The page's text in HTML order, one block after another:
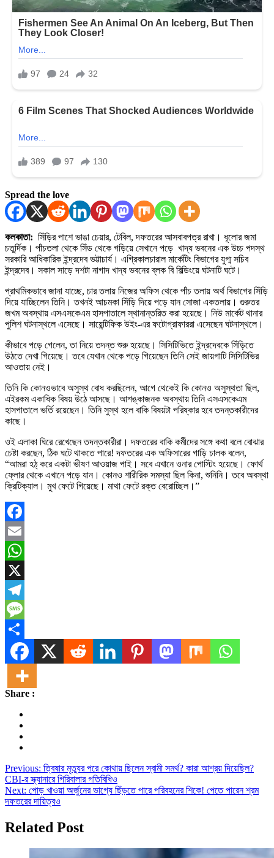
Spread the love
কলকাতা: সিঁড়ির পাশে ভাঙা চেয়ার, টেবিল, দফতরের আসবাবপত্র রাখা। ধূলোর জমা
চতুর্দিক। পাঁচতলা থেকে সিঁড থেকে গড়িয়ে সেখানে পড়ে খাদ্য ভবনের এক উচ্চ পদস্থ
সরকারি আধিকারিক ইন্দ্রদেব ভট্টাচার্য। এগ্রিকালচারাল মার্কেটিং বিভাগের যুগ্ম সচিব
ইন্দ্রদেব। সকাল সাড়ে দশটা নাগাদ খাদ্য ভবনের ব্লক বি বিল্ডিংয়ে ঘটনাটি ঘটে।
প্রাথমিকভাবে জানা যাচ্ছে, চার তলায় নিজের অফিস থেকে পাঁচ তলায় অর্থ বিভাগের সিঁড়ি
দিয়ে যাচ্ছিলেন তিনি। তখনই আচমকা সিঁড়ি দিয়ে পড়ে যান সোজা একতলায়। গুরুতর
জখম অবস্থায় এসএসকেএম হাসপাতালে স্থানান্তরিত করা হয়েছে। নিউ মার্কেট থানার
পুলিশ ঘটনাস্থলে এসেছে। সায়েন্টিফিক উইং-এর ফটোগ্রাফাররা এসেছেন ঘটনাস্থলে।
কীভাবে পড়ে গেলেন, তা নিয়ে তদন্ত শুরু হয়েছে। সিসিটিভিতে ইন্দ্রদেবকে সিঁড়িতে
উঠতে দেখা গিয়েছে। তবে যেখান থেকে পড়ে গিয়েছেন তিনি সেই জায়গাটি সিসিটিভির
আওতায় নেই।
তিনি কি কোনওভাবে অসুস্থ বোধ করছিলেন, আগে থেকেই কি কোনও অসুস্থতা ছিল,
এইরকম একাধিক বিষয় উঠে আসছে। আশঙ্কাজনক অবস্থায় তিনি এসএসকেএম
হাসপাতালে ভর্তি রয়েছেন। তিনি সুস্থ হলে বাকি বিষয়টা পরিষ্কার হবে তদন্তকারীদের
কাছে।
ওই এলাকা ঘিরে রেখেছেন তদন্তকারীরা। দফতরের বাকি কর্মীদের সঙ্গে কথা বলে বোঝার
চেষ্টা করছেন, ঠিক ঘটে থাকতে পারে! দফতরের এক অফিসারের গাড়ি চালক বলেন,
“আমরা হঠ্ করে একটা ভীষণ আওয়াজ পাই। সবে এখানে ওনার পোস্টিং হয়েছে। ফোর্থ
ফ্লোর থেকে এখানে পড়ে যান। কোনও শারীরিক সমস্যা ছিল কিনা, শুনিনি। তবে অবস্থা
ক্রিটিক্যাল। মুখ ফেটে গিয়েছে। মাথা ফেটে রক্ত বেরোচ্ছিল।”
Facebook
Email
WhatsApp
X
Telegram
Message
Share
Share :
Post
navigation
Previous: ত্বিষার মৃত্যুর পরে কোথায় ছিলেন স্বামী সমর্থ? কারা আশ্রয় দিয়েছিল?
CBI-র স্ক্যানারে গিরিবালার গতিবিধিও
Next: পোড় খাওয়া অর্জুনের ভাগ্যে ছিঁড়তে পারে পরিবহনের শিকে! পেতে পারেন শ্রম
দফতরের দায়িত্বও
Related Post